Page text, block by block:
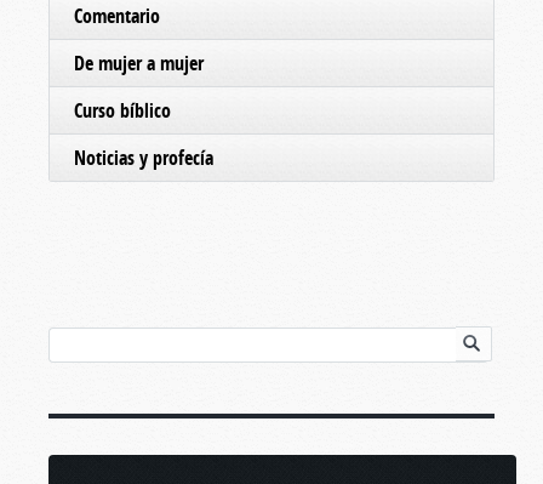
Comentario
De mujer a mujer
Curso bíblico
Noticias y profecía